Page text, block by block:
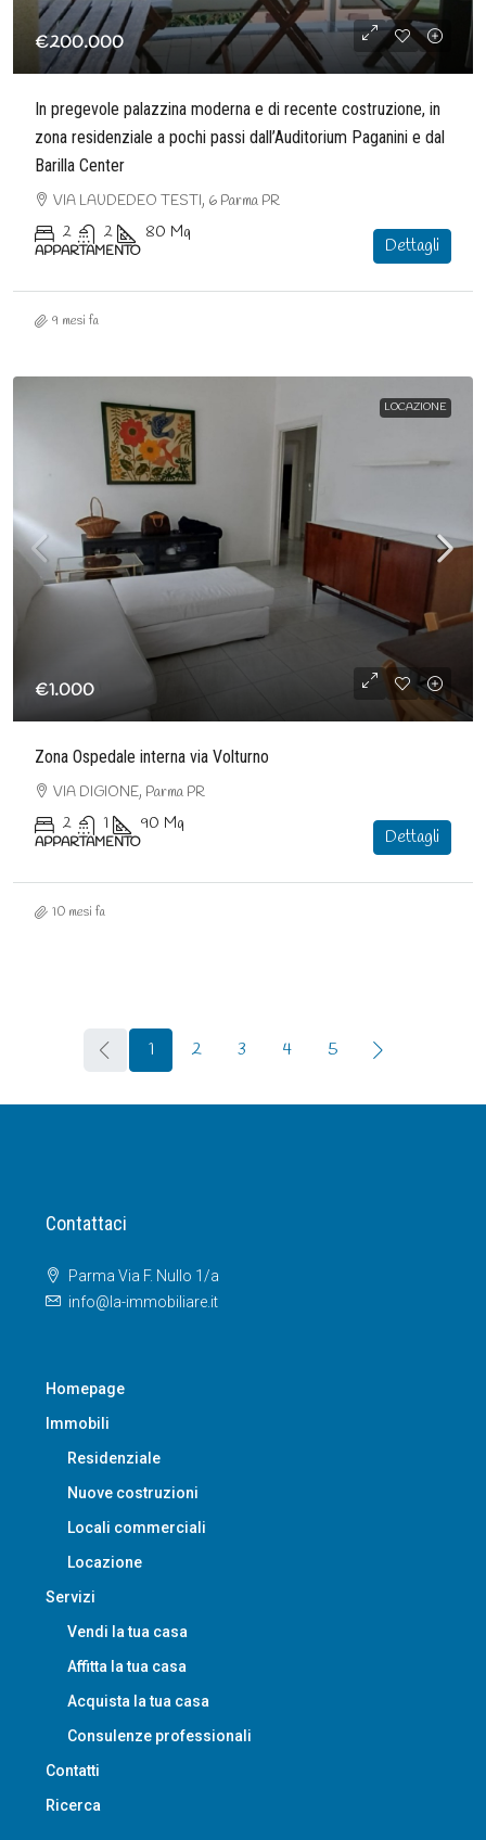
€200.000
In pregevole palazzina moderna e di recente costruzione, in
zona residenziale a pochi passi dall’Auditorium Paganini e dal
Barilla Center
VIA LAUDEDEO TESTI, 6 Parma PR
2 2 80 Mq
APPARTAMENTO Dettagli
9 mesi fa
LOCAZIONE
€1.000
Zona Ospedale interna via Volturno
VIA DIGIONE, Parma PR
2 1 90 Mq
APPARTAMENTO Dettagli
10 mesi fa
1 2 3 4 5
Contattaci
Parma Via F. Nullo 1/a
info@la-immobiliare.it
Homepage
Immobili
Residenziale
Nuove costruzioni
Locali commerciali
Locazione
Servizi
Vendi la tua casa
Affitta la tua casa
Acquista la tua casa
Consulenze professionali
Contatti
Ricerca